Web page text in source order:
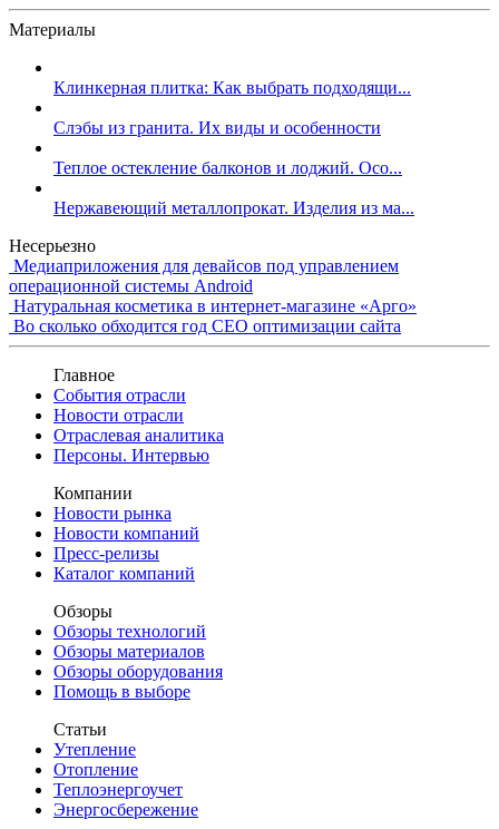
Материалы
Клинкерная плитка: Как выбрать подходящи...
Слэбы из гранита. Их виды и особенности
Теплое остекление балконов и лоджий. Осо...
Нержавеющий металлопрокат. Изделия из ма...
Несерьезно
Медиаприложения для девайсов под управлением
операционной системы Android
Натуральная косметика в интернет-магазине «Арго»
Во сколько обходится год СЕО оптимизации сайта
Главное
События отрасли
Новости отрасли
Отраслевая аналитика
Персоны. Интервью
Компании
Новости рынка
Новости компаний
Пресс-релизы
Каталог компаний
Обзоры
Обзоры технологий
Обзоры материалов
Обзоры оборудования
Помощь в выборе
Статьи
Утепление
Отопление
Теплоэнергоучет
Энергосбережение